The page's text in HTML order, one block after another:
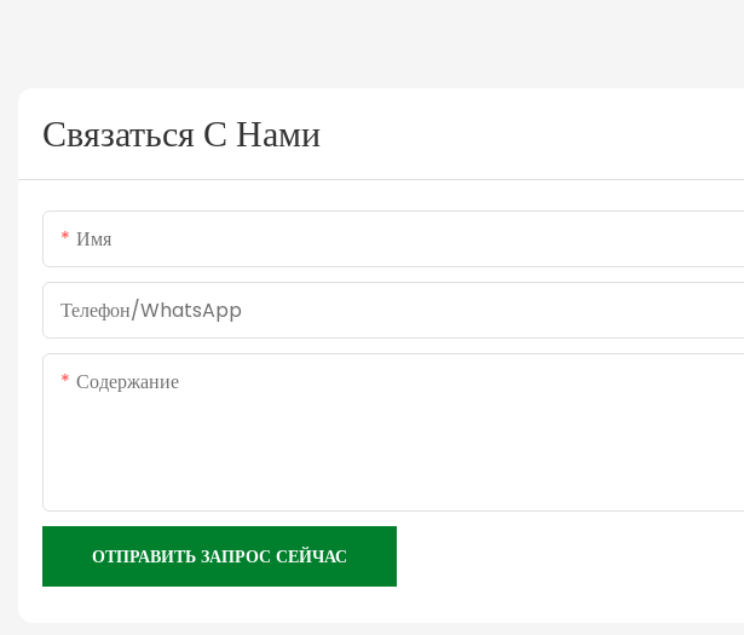
Связаться С Нами
Имя
Телефон/WhatsApp
Содержание
ОТПРАВИТЬ ЗАПРОС СЕЙЧАС